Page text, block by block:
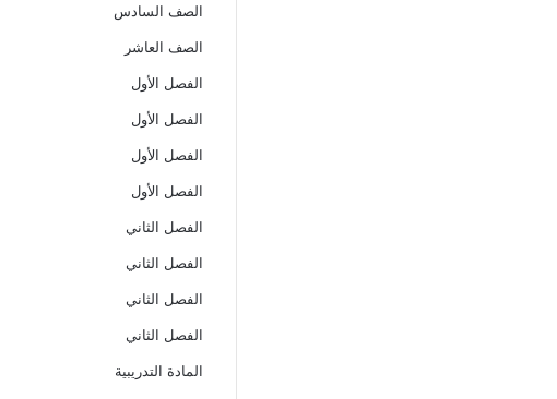
الصف السادس
الصف العاشر
الفصل الأول
الفصل الأول
الفصل الأول
الفصل الأول
الفصل الثاني
الفصل الثاني
الفصل الثاني
الفصل الثاني
المادة التدريبية